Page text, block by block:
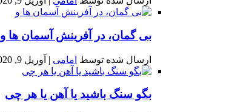
بى گمان، در آفرينش آسمان ها و
ارسال شده توسط امامی | آوریل 9, 2020
بگو سنگ باشید یا آهن یا هر چی